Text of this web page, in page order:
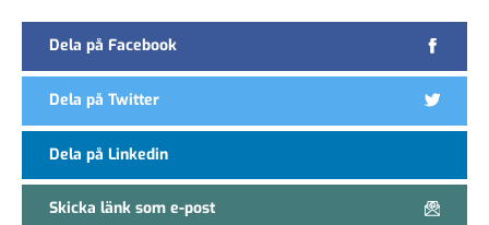
Dela på Facebook
Dela på Twitter
Dela på Linkedin
Skicka länk som e-post